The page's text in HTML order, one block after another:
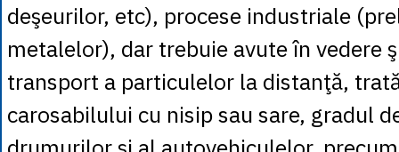
deşeurilor, etc), procese industriale
metalelor), dar trebuie avute în vedere
transport a particulelor la distanţă,
carosabilului cu nisip sau sare, gradul